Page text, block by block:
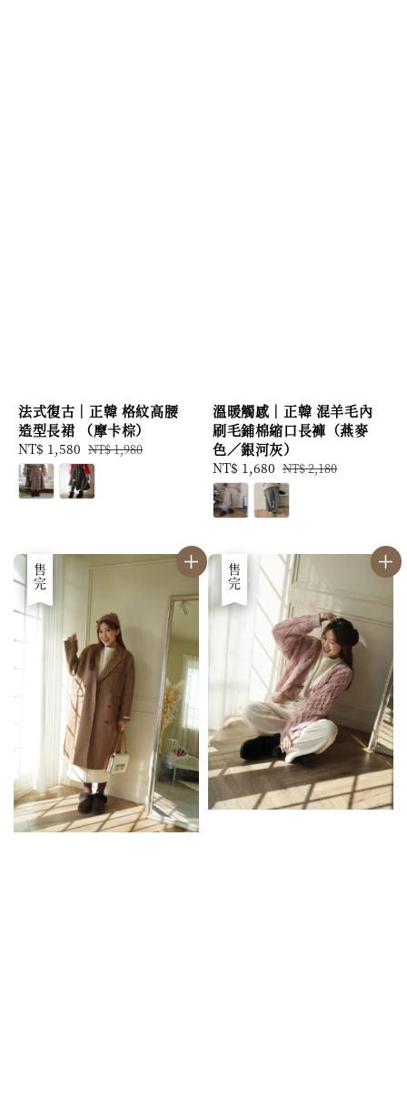
法式復古｜正韓 格紋高腰
造型長裙 （摩卡棕）
Sale
price
NT$ 1,580 Regular
price
NT$ 1,980
溫暖觸感｜正韓 混羊毛內
刷毛鋪棉縮口長褲（燕麥
色／銀河灰）
Sale
price
NT$ 1,680 Regular
price
NT$ 2,180
優惠
售完 優惠
售完